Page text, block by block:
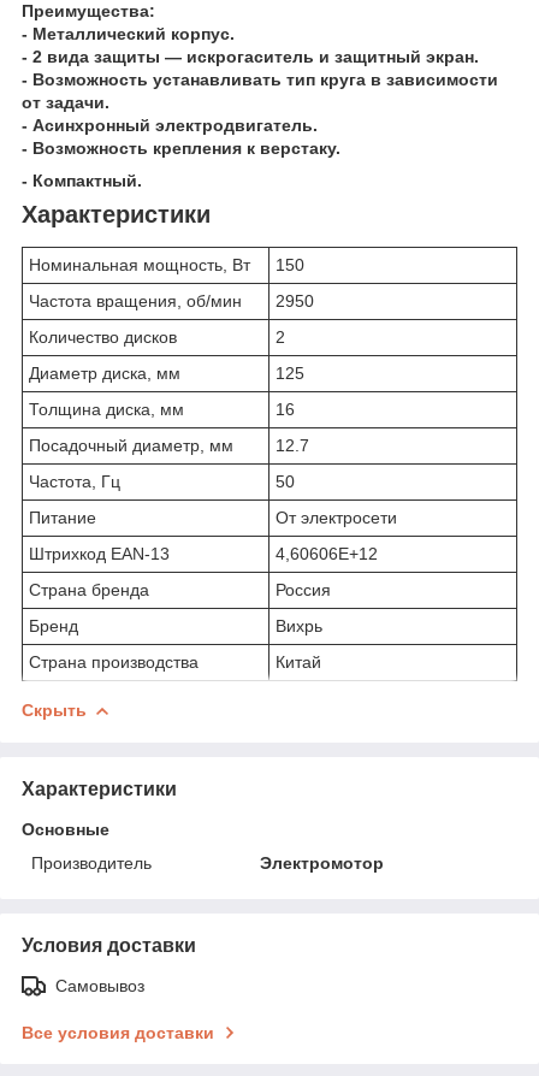
Преимущества:
- Металлический корпус.
- 2 вида защиты — искрогаситель и защитный экран.
- Возможность устанавливать тип круга в зависимости
от задачи.
- Асинхронный электродвигатель.
- Возможность крепления к верстаку.
- Компактный.
Характеристики
Номинальная мощность, Вт
150
Частота вращения, об/мин
2950
Количество дисков
2
Диаметр диска, мм
125
Толщина диска, мм
16
Посадочный диаметр, мм
12.7
Частота, Гц
50
Питание
От электросети
Штрихкод EAN-13
4,60606E+12
Страна бренда
Россия
Бренд
Вихрь
Страна производства
Китай
Скрыть
Характеристики
Основные
Производитель
Электромотор
Условия доставки
Самовывоз
Все условия доставки